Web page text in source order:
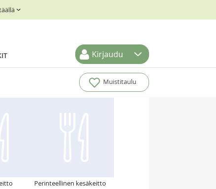
Kirjaudu
Muistitaulu
Perinteellinen kesäkeitto